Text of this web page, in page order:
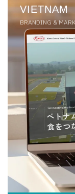
VIETNAM
BRANDING &